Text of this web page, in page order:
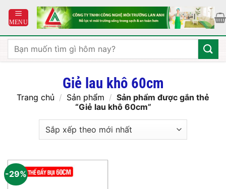
qua
dung
Tìm
kiếm:
Giẻ lau khô 60cm
Trang chủ / Sản phẩm / Sản phẩm được gắn thẻ
“Giẻ lau khô 60cm”
-29%